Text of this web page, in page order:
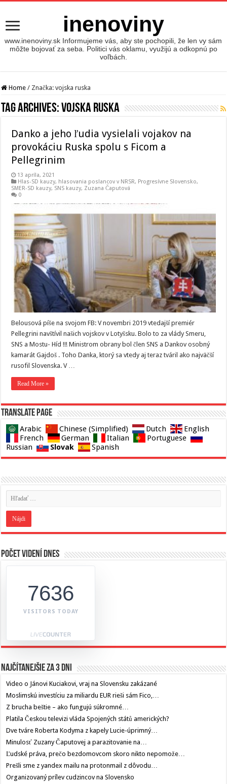
inenoviny
www.inenoviny.sk Informujeme vás, aby ste pochopili, že len vy sám
môžte bojovať za seba. Politici vás oklamu, využijú a odkopnú po
voľbách.
Home / Značka:vojska ruska
Tag Archives:vojska ruska
Danko a jeho ľudia vysielali vojakov na
provokáciu Ruska spolu s Ficom a
Pellegrinim
13 apríla, 2021
Hlas-SD kauzy, hlasovania poslancov v NRSR, Progresívne Slovensko,
SMER-SD kauzy, SNS kauzy, Zuzana Čaputová
0
Belousová píše na svojom FB: V novembri 2019 vtedajší premiér
Pellegrini navštívil našich vojskov v Lotyšsku. Bolo to za vlády Smeru,
SNS a Mostu- Híd !!! Ministrom obrany bol člen SNS a Dankov osobný
kamarát Gajdoš . Toho Danka, ktorý sa vtedy aj teraz tváril ako najväčší
rusofil Slovenska. V …
Read More »
Translate page
Arabic Chinese (Simplified) Dutch
English
French
German Italian
Portuguese
Russian
Slovak Spanish
Počet videní dnes
7636
VISITORS TODAY
Najčítanejšie za 3 dni
Video o Jánovi Kuciakovi, vraj na Slovensku zakázané
Moslimskú investíciu za miliardu EUR rieši sám Fico,…
Z brucha beštie – ako fungujú súkromné…
Platila Českou televizi vláda Spojených států amerických?
Dve tváre Roberta Kodyma z kapely Lucie-úprimný…
Minulosť Zuzany Čaputovej a parazitovanie na…
Ľudské práva, prečo bezdomovcom skoro nikto nepomože…
Prešli sme z yandex mailu na protonmail z dôvodu…
Organizovaný prílev cudzincov na Slovensko